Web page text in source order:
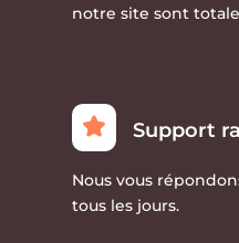
notre site sont
Support
Nous vous
tous les jours.